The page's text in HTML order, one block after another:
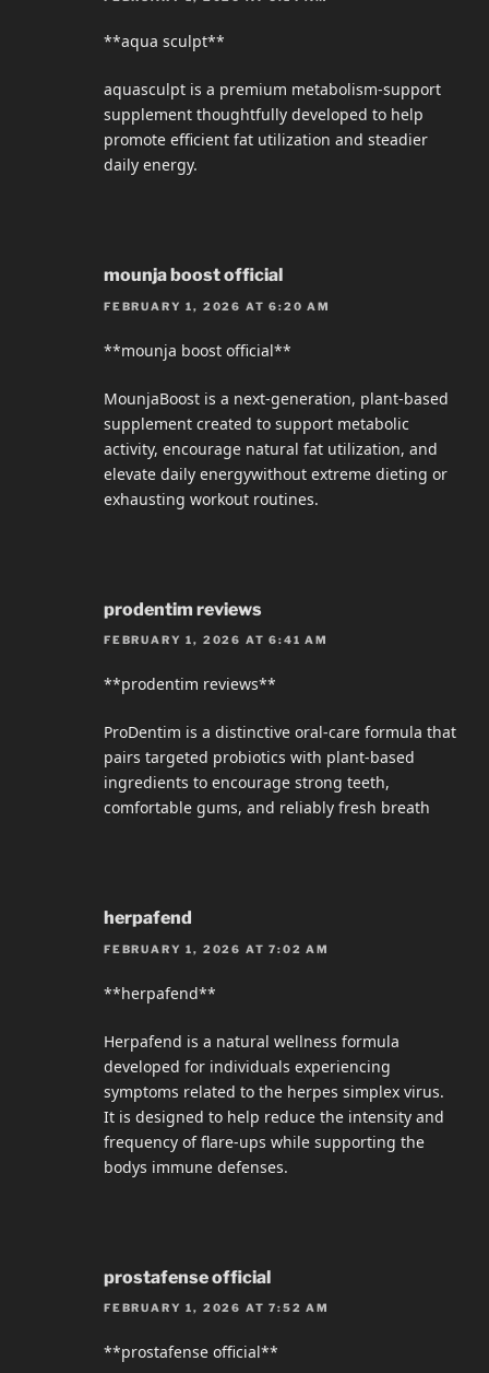
**aqua sculpt**
aquasculpt is a premium metabolism-support
supplement thoughtfully developed to help
promote efficient fat utilization and steadier
daily energy.
mounja boost official
FEBRUARY 1, 2026 AT 6:20 AM
**mounja boost official**
MounjaBoost is a next-generation, plant-based
supplement created to support metabolic
activity, encourage natural fat utilization, and
elevate daily energywithout extreme dieting or
exhausting workout routines.
prodentim reviews
FEBRUARY 1, 2026 AT 6:41 AM
**prodentim reviews**
ProDentim is a distinctive oral-care formula that
pairs targeted probiotics with plant-based
ingredients to encourage strong teeth,
comfortable gums, and reliably fresh breath
herpafend
FEBRUARY 1, 2026 AT 7:02 AM
**herpafend**
Herpafend is a natural wellness formula
developed for individuals experiencing
symptoms related to the herpes simplex virus.
It is designed to help reduce the intensity and
frequency of flare-ups while supporting the
bodys immune defenses.
prostafense official
FEBRUARY 1, 2026 AT 7:52 AM
**prostafense official**